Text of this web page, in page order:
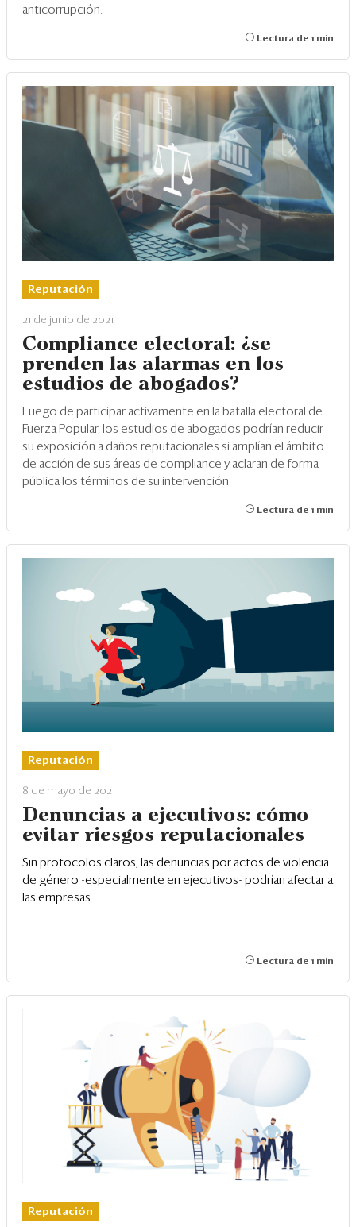
anticorrupción.
Lectura de 1 min
Reputación
21 de junio de 2021
Compliance electoral: ¿se
prenden las alarmas en los
estudios de abogados?
Luego de participar activamente en la batalla electoral de
Fuerza Popular, los estudios de abogados podrían reducir
su exposición a daños reputacionales si amplían el ámbito
de acción de sus áreas de compliance y aclaran de forma
pública los términos de su intervención.
Lectura de 1 min
Reputación
8 de mayo de 2021
Denuncias a ejecutivos: cómo
evitar riesgos reputacionales
Sin protocolos claros, las denuncias por actos de violencia
de género -especialmente en ejecutivos- podrían afectar a
las empresas.
Lectura de 1 min
Reputación